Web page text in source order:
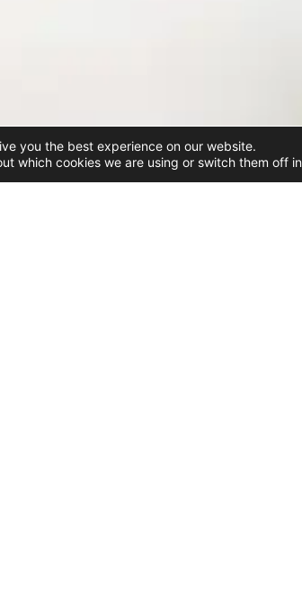
you the best experience on our website.
which cookies we are using or switch them off in